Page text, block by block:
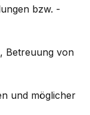
bzw. -
Betreuung von
und möglicher